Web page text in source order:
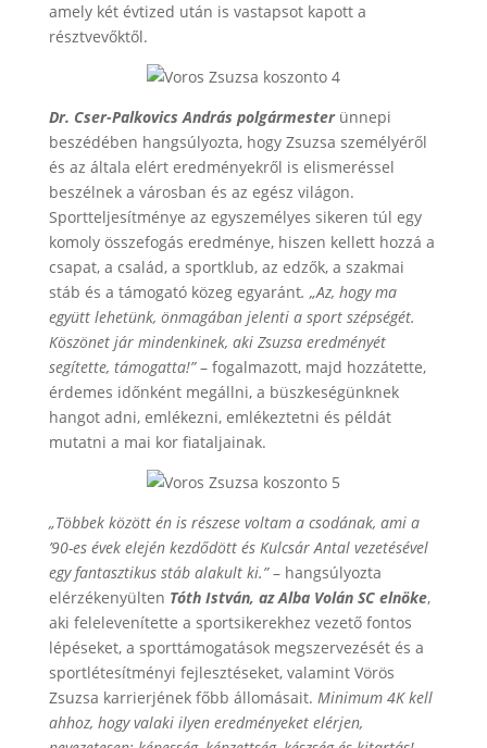
amely két évtized után is vastapsot kapott a
résztvevőktől.
Dr. Cser-Palkovics András polgármester ünnepi
beszédében hangsúlyozta, hogy Zsuzsa személyéről
és az általa elért eredményekről is elismeréssel
beszélnek a városban és az egész világon.
Sportteljesítménye az egyszemélyes sikeren túl egy
komoly összefogás eredménye, hiszen kellett hozzá a
csapat, a család, a sportklub, az edzők, a szakmai
stáb és a támogató közeg egyaránt. „Az, hogy ma
együtt lehetünk, önmagában jelenti a sport szépségét.
Köszönet jár mindenkinek, aki Zsuzsa eredményét
segítette, támogatta!”– fogalmazott, majd hozzátette,
érdemes időnként megállni, a büszkeségünknek
hangot adni, emlékezni, emlékeztetni és példát
mutatni a mai kor fiataljainak.
„Többek között én is részese voltam a csodának, ami a
’90-es évek elején kezdődött és Kulcsár Antal vezetésével
egy fantasztikus stáb alakult ki.”– hangsúlyozta
elérzékenyülten Tóth István, az Alba Volán SC elnöke,
aki felelevenítette a sportsikerekhez vezető fontos
lépéseket, a sporttámogatások megszervezését és a
sportlétesítményi fejlesztéseket, valamint Vörös
Zsuzsa karrierjének főbb állomásait. Minimum 4K kell
ahhoz, hogy valaki ilyen eredményeket elérjen,